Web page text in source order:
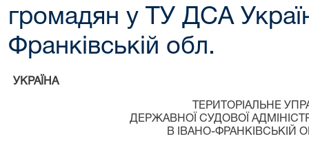
громадян у ТУ ДСА
Франківській обл.
УКРАЇНА
ТЕРИТОРІАЛЬНЕ
ДЕРЖАВНОЇ СУДОВОЇ
В ІВАНО-ФРАНКІВСЬКІЙ